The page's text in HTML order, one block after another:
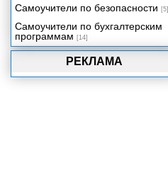
РЕКЛАМА
Самоучители по безопасности [5]
Самоучители по бухгалтерским
программам [14]